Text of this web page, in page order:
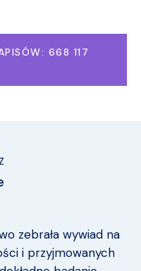
668 117
zebrała wywiad na
i przyjmowanych